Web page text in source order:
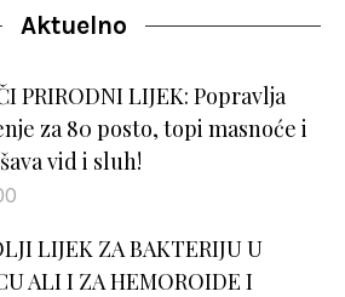
Aktuelno
PRIRODNI LIJEK: Popravlja
za 80 posto, topi masnoće i
vid i sluh!
LIJEK ZA BAKTERIJU U
ALI I ZA HEMOROIDE I